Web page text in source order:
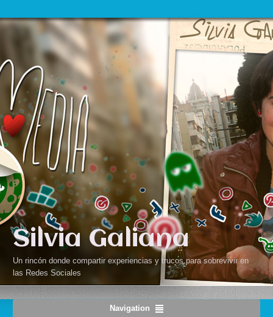
Silvia Galiana
Un rincón donde compartir experiencias y trucos para sobrevivir en
las Redes Sociales
Navigation